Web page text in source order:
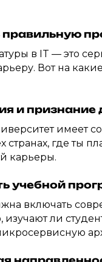
правильную
в IT — это
Вот на
и признание
имеет
странах, где ты
карьеры.
учебной
включать
изучают ли